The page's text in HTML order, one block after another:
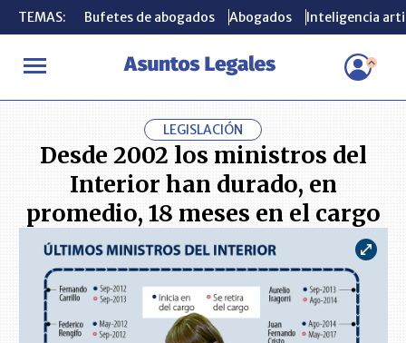
TEMAS: Bufetes de abogados Abogados Inteligencia
INICIO ACTUALIDAD Desde 2002 los ministros del Interior han
TEMAS: Bufetes de abogados Abogados Inteligencia
LEGISLACIÓN
Desde 2002 los ministros del
Interior han durado, en
promedio, 18 meses en el cargo